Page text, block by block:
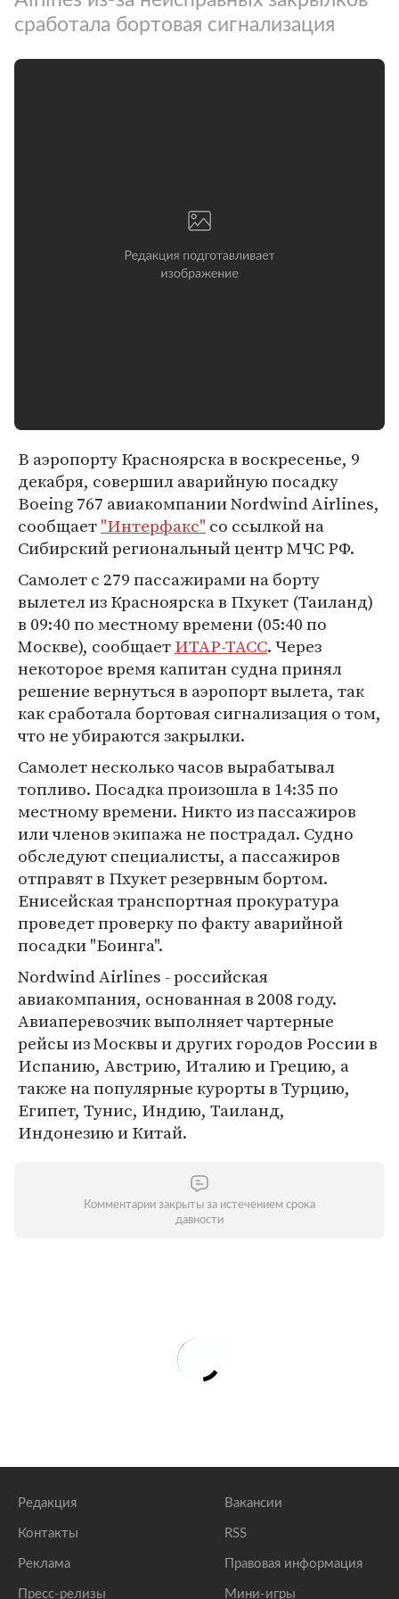
сработала бортовая сигнализация
В аэропорту Красноярска в воскресенье, 9
декабря, совершил аварийную посадку
Boeing 767 авиакомпании Nordwind Airlines,
сообщает"Интерфакс" со ссылкой на
Сибирский региональный центр МЧС РФ.
Самолет с 279 пассажирами на борту
вылетел из Красноярска в Пхукет (Таиланд)
в 09:40 по местному времени (05:40 по
Москве), сообщаетИТАР-ТАСС. Через
некоторое время капитан судна принял
решение вернуться в аэропорт вылета, так
как сработала бортовая сигнализация о том,
что не убираются закрылки.
Самолет несколько часов вырабатывал
топливо. Посадка произошла в 14:35 по
местному времени. Никто из пассажиров
или членов экипажа не пострадал. Судно
обследуют специалисты, а пассажиров
отправят в Пхукет резервным бортом.
Енисейская транспортная прокуратура
проведет проверку по факту аварийной
посадки "Боинга".
Nordwind Airlines - российская
авиакомпания, основанная в 2008 году.
Авиаперевозчик выполняет чартерные
рейсы из Москвы и других городов России в
Испанию, Австрию, Италию и Грецию, а
также на популярные курорты в Турцию,
Египет, Тунис, Индию, Таиланд,
Индонезию и Китай.
Комментарии закрыты за истечением срока
давности
Редакция
Контакты
Реклама
Пресс-релизы
Вакансии
RSS
Правовая информация
Мини-игры